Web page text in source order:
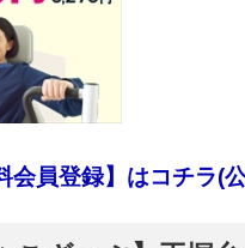
会員登録】はコチラ(